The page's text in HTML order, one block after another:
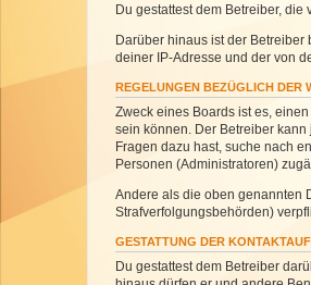
Du gestattest dem Betreiber,
Darüber hinaus ist der
deiner IP-Adresse und der von
REGELUNGEN BEZÜGLICH DER
Zweck eines Boards ist es,
sein können. Der Betreiber
Fragen dazu hast, suche nach
Personen (Administratoren)
Andere als die oben genannten
Strafverfolgungsbehörden)
GESTATTUNG DER
Du gestattest dem Betreiber